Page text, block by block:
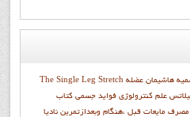
The Single Leg Stretch هاشيمان عضله
علم کنترولوژي فواید جسمی كتاب
مصرف مایعات قبل ،هنگام وبعدازتمرین ناديا